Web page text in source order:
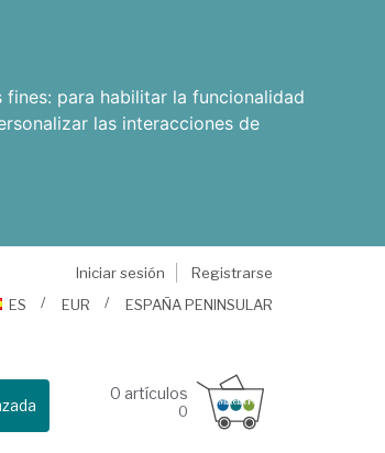
fines: para habilitar la funcionalidad
las interacciones de
Iniciar sesión
Registrarse
ES
EUR ESPAÑA PENINSULAR
0 artículos
0